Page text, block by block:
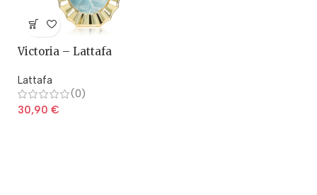
Victoria – Lattafa
Lattafa
(0)
30,90 €